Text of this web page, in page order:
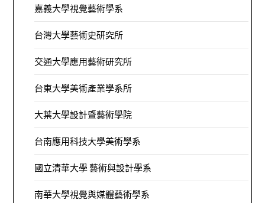
嘉義大學視覺藝術學系
台灣大學藝術史研究所
交通大學應用藝術研究所
台東大學美術產業學系所
大葉大學設計暨藝術學院
台南應用科技大學美術學系
國立清華大學 藝術與設計學系
南華大學視覺與媒體藝術學系